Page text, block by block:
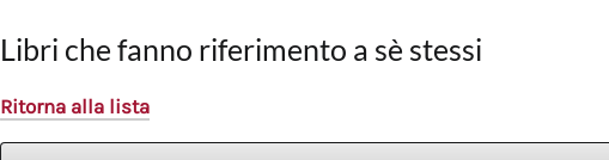
Libri che fanno riferimento a sè stessi
Ritorna alla lista